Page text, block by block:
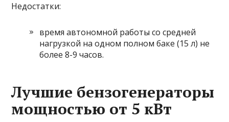
Недостатки:
время автономной работы со средней
нагрузкой на одном полном баке (15 л) не
более 8-9 часов.
Лучшие бензогенераторы
мощностью от 5 кВт